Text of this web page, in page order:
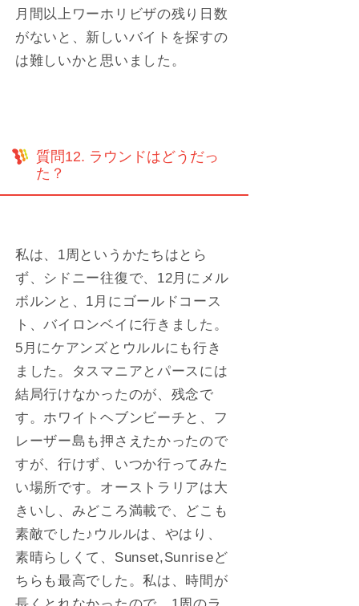
月間以上ワーホリビザの残り日数
がないと、新しいバイトを探すの
は難しいかと思いました。
質問12. ラウンドはどうだっ
た？
私は、1周というかたちはとら
ず、シドニー往復で、12月にメル
ボルンと、1月にゴールドコース
ト、バイロンベイに行きました。
5月にケアンズとウルルにも行き
ました。タスマニアとパースには
結局行けなかったのが、残念で
す。ホワイトヘブンビーチと、フ
レーザー島も押さえたかったので
すが、行けず、いつか行ってみた
い場所です。オーストラリアは大
きいし、みどころ満載で、どこも
素敵でした♪ウルルは、やはり、
素晴らしくて、Sunset,Sunriseど
ちらも最高でした。私は、時間が